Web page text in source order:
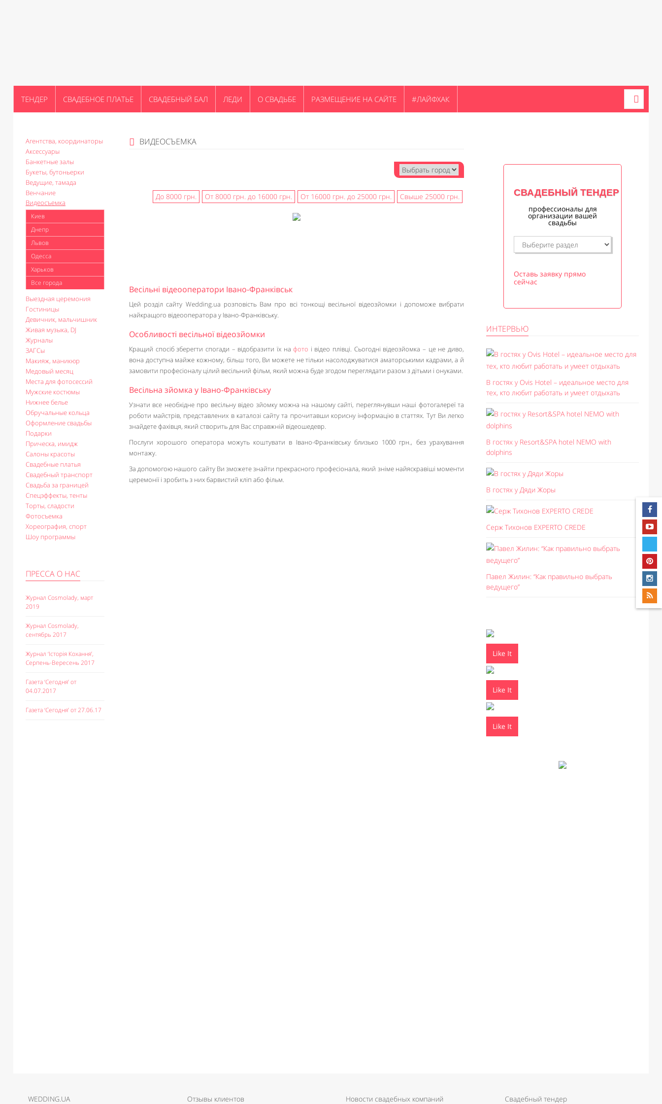
ТЕНДЕР СВАДЕБНОЕ ПЛАТЬЕ СВАДЕБНЫЙ БАЛ ЛЕДИ О СВАДЬБЕ РАЗМЕЩЕНИЕ НА САЙТЕ #ЛАЙФХАК
Агентства, координаторы
Аксессуары
Банкетные залы
Букеты, бутоньерки
Ведущие, тамада
Венчание
Видеосъемка
Киев
Днепр
Львов
Одесса
Харьков
Все города
Выездная церемония
Гостиницы
Девичник, мальчишник
Живая музыка, DJ
Журналы
ЗАГСы
Макияж, маникюр
Медовый месяц
Места для фотосессий
Мужские костюмы
Нижнее белье
Обручальные кольца
Оформление свадьбы
Подарки
Прическа, имидж
Салоны красоты
Свадебные платья
Свадебный транспорт
Свадьба за границей
Спецэффекты, тенты
Торты, сладости
Фотосъемка
Хореография, спорт
Шоу программы
ПРЕССА О НАС
Журнал Cosmolady, март
2019
Журнал Cosmolady,
сентябрь 2017
Журнал ‘Історія Кохання’,
Серпень-Вересень 2017
Газета ‘Сегодня’ от
04.07.2017
Газета ‘Сегодня’ от 27.06.17
ВИДЕОСЪЕМКА
До 8000 грн. От 8000 грн. до 16000 грн. От 16000 грн. до 25000 грн. Свыше 25000 грн.
Весільні відеооператори Івано-Франківськ
Цей розділ сайту Wedding.ua розповість Вам про всі тонкощі весільної відеозйомки і допоможе вибрати
найкращого відеооператора у Івано-Франківську.
Особливості весільної відеозйомки
Кращий спосіб зберегти спогади – відобразити їх нафото і відео плівці. Сьогодні відеозйомка – це не диво,
вона доступна майже кожному, більш того, Ви можете не тільки насолоджуватися аматорськими кадрами, а й
замовити професіоналу цілий весільний фільм, який можна буде згодом переглядати разом з дітьми і онуками.
Весільна зйомка у Івано-Франківську
Узнати все необхідне про весільну відео зйомку можна на нашому сайті, переглянувши наші фотогалереї та
роботи майстрів, представлених в каталозі сайту та прочитавши корисну інформацію в статтях. Тут Ви легко
знайдете фахівця, який створить для Вас справжній відеошедевр.
Послуги хорошого оператора можуть коштувати в Івано-Франківську близько 1000 грн., без урахування
монтажу.
За допомогою нашого сайту Ви зможете знайти прекрасного професіонала, який зніме найяскравіші моменти
церемонії і зробить з них барвистий кліп або фільм.
СВАДЕБНЫЙ ТЕНДЕР
профессионалы для
организации вашей
свадьбы
Оставь заявку прямо
сейчас
ИНТЕРВЬЮ
В гостях у Ovis Hotel – идеальное место для
тех, кто любит работать и умеет отдыхать
В гостях у Resort&SPA hotel NEMO with
dolphins
В гостях у Дяди Жоры
Серж Тихонов EXPERTO CREDE
Павел Жилин: “Как правильно выбрать
ведущего”
Like It
Like It
Like It
WEDDING.UA Отзывы клиентов Новости свадебных компаний Свадебный тендер